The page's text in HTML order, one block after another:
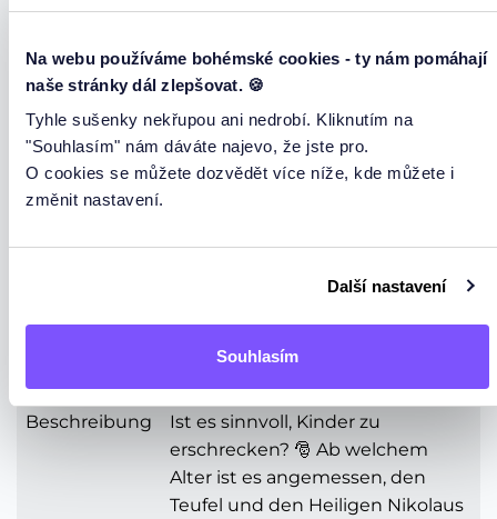
Na webu používáme bohémské cookies - ty nám pomáhají
naše stránky dál zlepšovat. 🍪
Tyhle sušenky nekřupou ani nedrobí. Kliknutím na
"Souhlasím" nám dáváte najevo, že jste pro.
O cookies se můžete dozvědět více níže, kde můžete i
změnit nastavení.
Další nastavení
Souhlasím
Thema 🆘Kinder erschrecken?👺
Barista Alež
Tag / Zeit 26.11.2025 20:00 (St)
Beschreibung
Ist es sinnvoll, Kinder zu
erschrecken? 🎅 Ab welchem
Alter ist es angemessen, den
Teufel und den Heiligen Nikolaus